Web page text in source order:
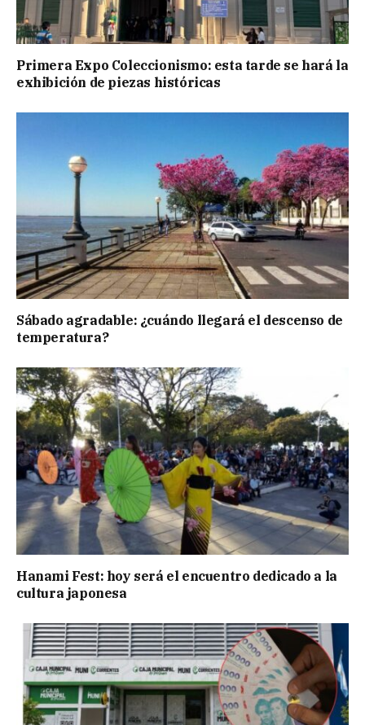
Primera Expo Coleccionismo: esta tarde se hará la
exhibición de piezas históricas
Sábado agradable: ¿cuándo llegará el descenso de
temperatura?
Hanami Fest: hoy será el encuentro dedicado a la
cultura japonesa